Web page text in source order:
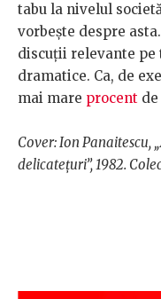
tabu la nivelul
vorbește despre
discuții relevante pe
dramatice. Ca, de
mai mare procent
Cover: Ion Panaitescu,
delicatețuri”, 1982.